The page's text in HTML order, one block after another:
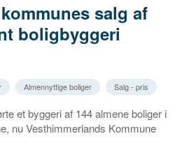
salg af
boligbyggeri
Almennyttige boliger Salg - pris
et byggeri af 144 almene boliger i
nu Vesthimmerlands Kommune